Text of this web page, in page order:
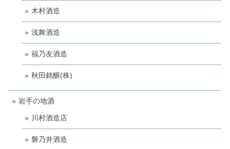
木村酒造
浅舞酒造
福乃友酒造
秋田銘醸(株)
岩手の地酒
川村酒造店
磐乃井酒造